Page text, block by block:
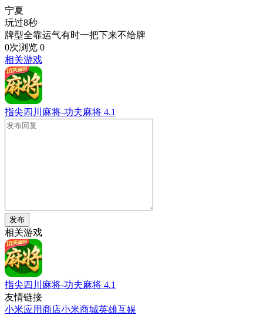
宁夏
玩过8秒
牌型全靠运气有时一把下来不给牌
0次浏览 0
相关游戏
指尖四川麻将-功夫麻将 4.1
发布
相关游戏
指尖四川麻将-功夫麻将 4.1
友情链接
小米应用商店小米商城英雄互娱